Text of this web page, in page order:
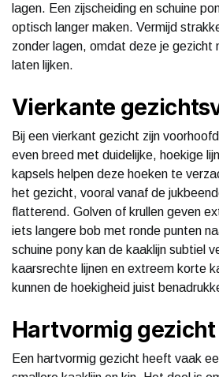
lagen. Een zijscheiding en schuine
optisch langer maken. Vermijd
zonder lagen, omdat deze je gezicht
laten lijken.
Vierkante
Bij een vierkant gezicht zijn
even breed met duidelijke, hoekige
kapsels helpen deze hoeken te
het gezicht, vooral vanaf de
flatterend. Golven of krullen geven
iets langere bob met ronde punten
schuine pony kan de kaaklijn subtiel
kaarsrechte lijnen en extreem korte
kunnen de hoekigheid juist
Hartvormig gezicht
Een hartvormig gezicht heeft vaak